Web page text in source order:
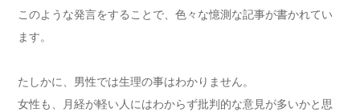
このような発言をすることで、色々な憶測な記事が書かれてい
ます。
たしかに、男性では生理の事はわかりません。
女性も、月経が軽い人にはわからず批判的な意見が多いかと思